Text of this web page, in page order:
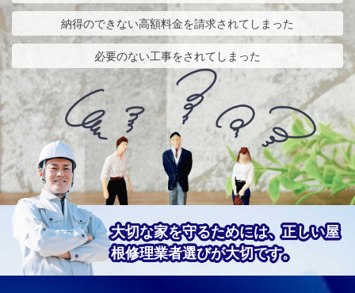
納得のできない高額料金を請求されてしまった
必要のない工事をされてしまった
大切な家を守るためには、正しい屋
根修理業者選びが大切です。